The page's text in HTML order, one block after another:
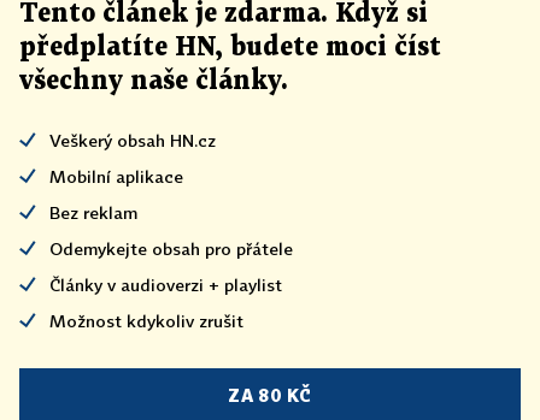
Tento článek je zdarma. Když si
předplatíte HN, budete moci číst
všechny naše články.
Veškerý obsah HN.cz
Mobilní aplikace
Bez reklam
Odemykejte obsah pro přátele
Články v audioverzi + playlist
Možnost kdykoliv zrušit
ZA 80 KČ